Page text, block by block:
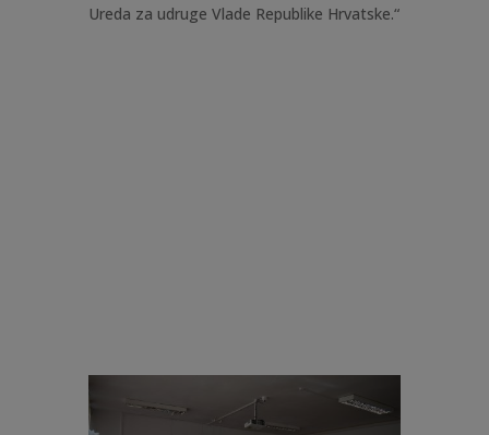
Ureda za udruge Vlade Republike Hrvatske.“